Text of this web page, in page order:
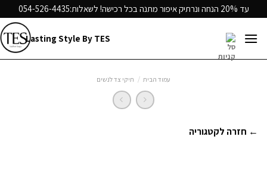
to
content
עד 20% הנחה ונרתיק איפור מתנה בכל רכישה! לשאלות: 054-526-4435
Lasting Style By TES
עמוד הבית / תיקי צד לנשים
← חזרה לקטגוריה